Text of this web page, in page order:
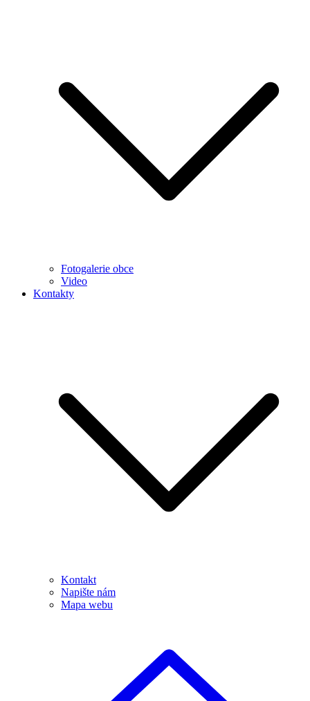
Fotogalerie obce
Video
Kontakty
Kontakt
Napište nám
Mapa webu